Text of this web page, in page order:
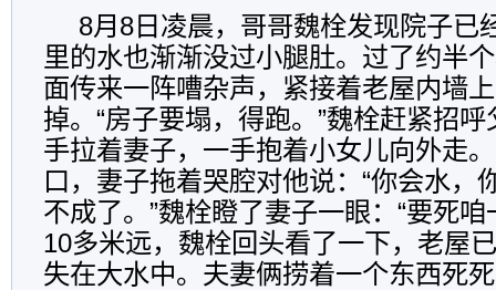
8月8日凌晨，哥哥魏栓发现院子已
里的水也渐渐没过小腿肚。过了约半
面传来一阵嘈杂声，紧接着老屋内墙
掉。“房子要塌，得跑。”魏栓赶紧招
手拉着妻子，一手抱着小女儿向外走
口，妻子拖着哭腔对他说：“你会水，
不成了。”魏栓瞪了妻子一眼：“要死
10多米远，魏栓回头看了一下，老屋
失在大水中。夫妻俩捞着一个东西死